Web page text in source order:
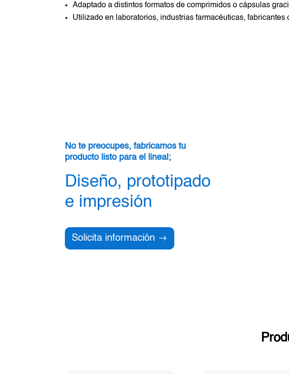
Adaptado a distintos formatos de comprimidos o cápsulas
Utilizado en laboratorios, industrias farmacéuticas,
No te preocupes, fabricamos tu
producto listo para el lineal;
Diseño, prototipado
e impresión
Solicita información